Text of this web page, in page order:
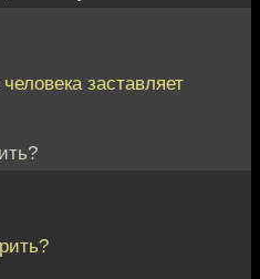
заставляет